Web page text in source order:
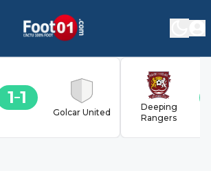
1 1
Golcar United
Deeping
Rangers